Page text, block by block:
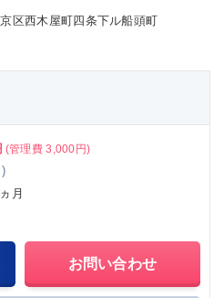
区西木屋町四条下ル船頭町
(管理費 3,000円)
月
お問い合わせ